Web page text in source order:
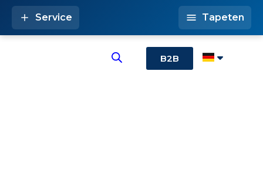
B2B
Service Tapeten